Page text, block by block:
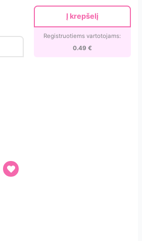
Į krepšelį
Registruotiems vartotojams:
0.49 €